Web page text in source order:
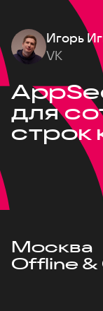
Игорь
VK
для
строк
Москва
Offline &